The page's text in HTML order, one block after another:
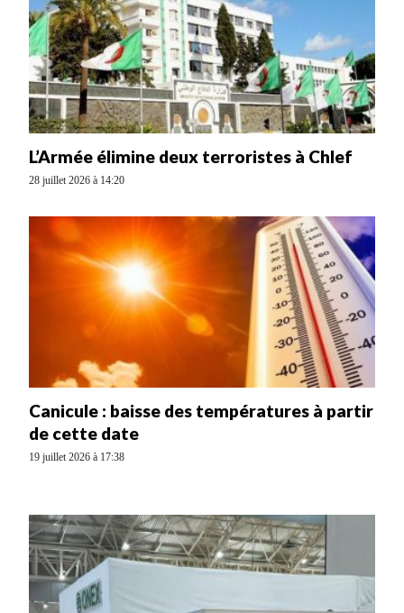
L’Armée élimine deux terroristes à Chlef
28 juillet 2026 à 14:20
Canicule : baisse des températures à partir
de cette date
19 juillet 2026 à 17:38